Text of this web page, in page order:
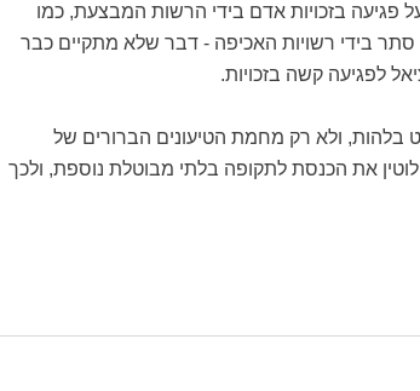
בזכויות אדם בידי הרשות המבצעת, כמו
סתר בידי רשויות האכיפה - דבר שלא מתקיים כבר
לפגיעה קשה בזכויות.
בלהות, ולא רק מחמת הטיעונים הברורים של
את הכנסת לתקופה בלתי מבוטלת נוספת, ולכך